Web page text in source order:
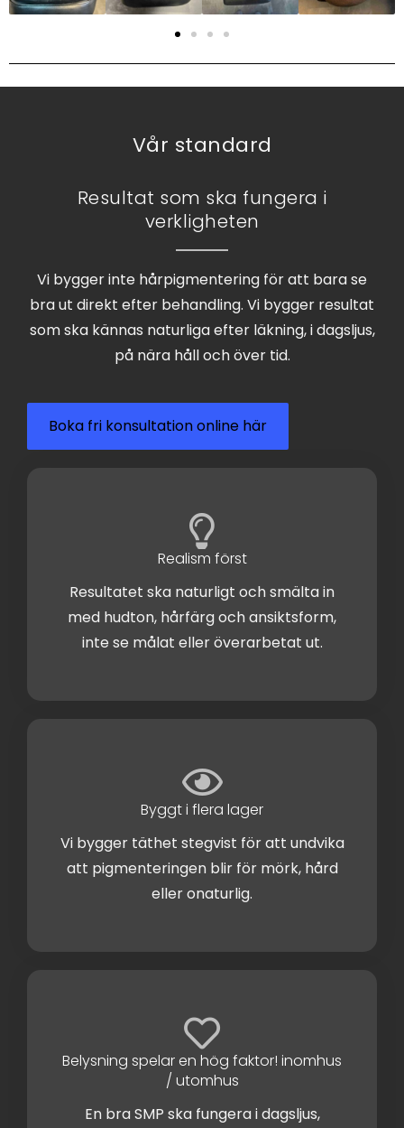
Vår standard
Resultat som ska fungera i
verkligheten
Vi bygger inte hårpigmentering för att bara se
bra ut direkt efter behandling. Vi bygger resultat
som ska kännas naturliga efter läkning, i dagsljus,
på nära håll och över tid.
Boka fri konsultation online här
Realism först
Resultatet ska naturligt och smälta in
med hudton, hårfärg och ansiktsform,
inte se målat eller överarbetat ut.
Byggt i flera lager
Vi bygger täthet stegvist för att undvika
att pigmenteringen blir för mörk, hård
eller onaturlig.
Belysning spelar en hög faktor! inomhus
/ utomhus
En bra SMP ska fungera i dagsljus,